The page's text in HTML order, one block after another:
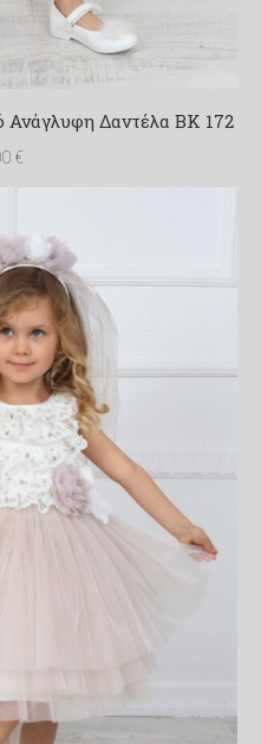
Ανάγλυφη Δαντέλα BK 172
€